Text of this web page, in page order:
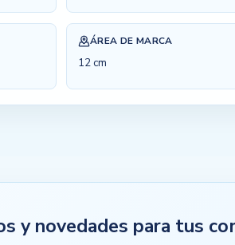
ÁREA DE MARCA
12 cm
y novedades para tus